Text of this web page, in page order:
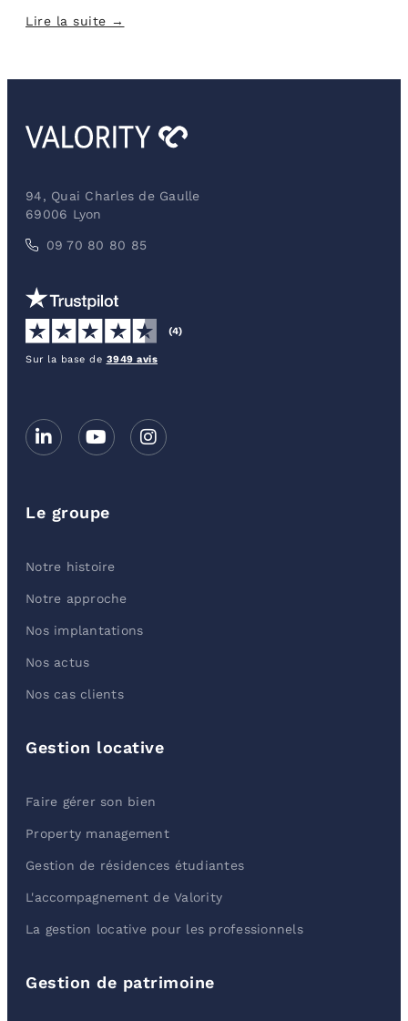
Lire la suite →
94, Quai Charles de Gaulle
69006 Lyon
09 70 80 80 85
(4)
Sur la base de 3949 avis
Le groupe
Notre histoire
Notre approche
Nos implantations
Nos actus
Nos cas clients
Gestion locative
Faire gérer son bien
Property management
Gestion de résidences étudiantes
L'accompagnement de Valority
La gestion locative pour les professionnels
Gestion de patrimoine